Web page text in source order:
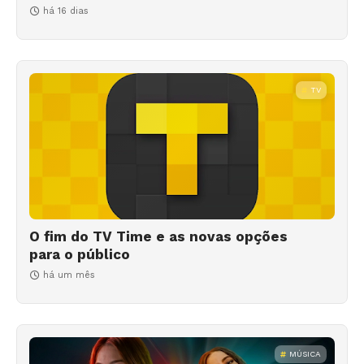
há 16 dias
TV
O fim do TV Time e as novas opções
para o público
há um mês
MÚSICA